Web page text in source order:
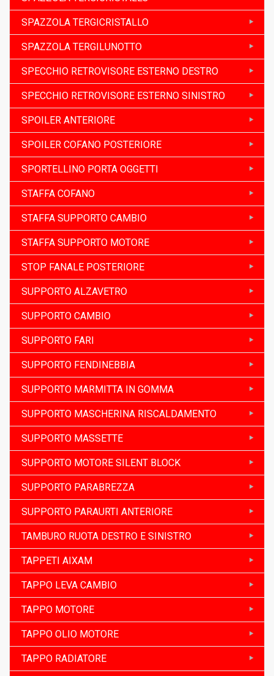
SPAZZOLA TERGICRISTALLO
SPAZZOLA TERGILUNOTTO
SPECCHIO RETROVISORE ESTERNO DESTRO
SPECCHIO RETROVISORE ESTERNO SINISTRO
SPOILER ANTERIORE
SPOILER COFANO POSTERIORE
SPORTELLINO PORTA OGGETTI
STAFFA COFANO
STAFFA SUPPORTO CAMBIO
STAFFA SUPPORTO MOTORE
STOP FANALE POSTERIORE
SUPPORTO ALZAVETRO
SUPPORTO CAMBIO
SUPPORTO FARI
SUPPORTO FENDINEBBIA
SUPPORTO MARMITTA IN GOMMA
SUPPORTO MASCHERINA RISCALDAMENTO
SUPPORTO MASSETTE
SUPPORTO MOTORE SILENT BLOCK
SUPPORTO PARABREZZA
SUPPORTO PARAURTI ANTERIORE
TAMBURO RUOTA DESTRO E SINISTRO
TAPPETI AIXAM
TAPPO LEVA CAMBIO
TAPPO MOTORE
TAPPO OLIO MOTORE
TAPPO RADIATORE